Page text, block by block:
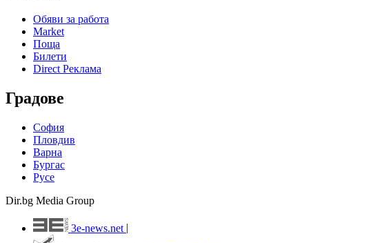
Обяви за работа
Market
Поща
Билети
Direct Реклама
Градове
София
Пловдив
Варна
Бургас
Русе
Dir.bg Media Group
3e-news.net